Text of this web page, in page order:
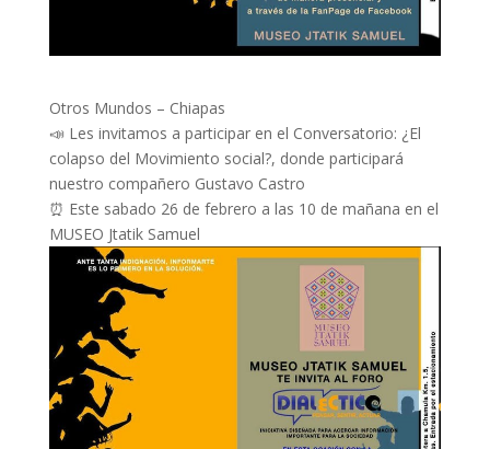
Otros Mundos – Chiapas
📣 Les invitamos a participar en el Conversatorio: ¿El
colapso del Movimiento social?, donde participará
nuestro compañero Gustavo Castro
⏰ Este sabado 26 de febrero a las 10 de mañana en el
MUSEO Jtatik Samuel